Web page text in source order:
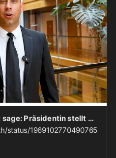
stellt MIR das Mikro ab
status/1969102770490765